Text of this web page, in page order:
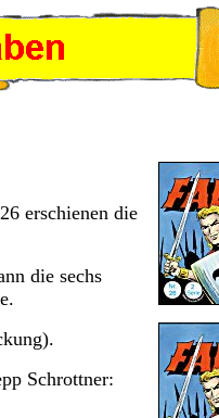
erschienen die
die sechs
Schrottner: